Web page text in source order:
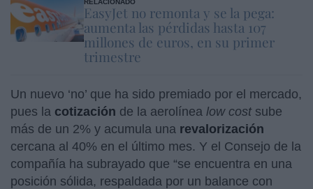
RELACIONADO
EasyJet no remonta y se la pega:
aumenta las pérdidas hasta 107
millones de euros, en su primer
trimestre
Un nuevo ‘no’ que ha sido premiado por el mercado,
pues la cotización de la aerolínea low costsube
más de un 2% y acumula una revalorización
cercana al 40% en el último mes. Y el Consejo de la
compañía ha subrayado que “se encuentra en una
posición sólida, respaldada por un balance con